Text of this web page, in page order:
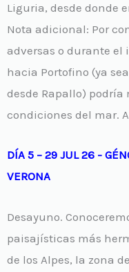
Liguria, desde donde
Nota adicional: Por
adversas o durante
hacia Portofino (ya
desde Rapallo) podría
condiciones del mar.
DÍA 5 – 29 JUL 26 -
VERONA
Desayuno.
paisajísticas más
de los Alpes, la zona